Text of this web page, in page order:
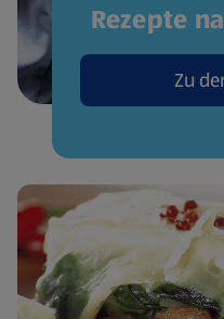
Rezepte
Zu